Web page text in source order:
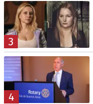
3
4